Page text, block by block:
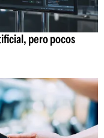
pero pocos